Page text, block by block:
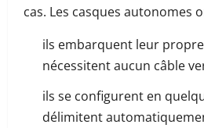
cas. Les casques autonomes
ils embarquent leur
nécessitent aucun câble
ils se configurent en
délimitent